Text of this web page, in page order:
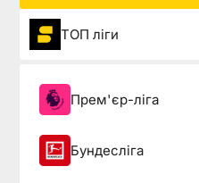
ТОП ліги
Прем'єр-ліга
Бундесліга